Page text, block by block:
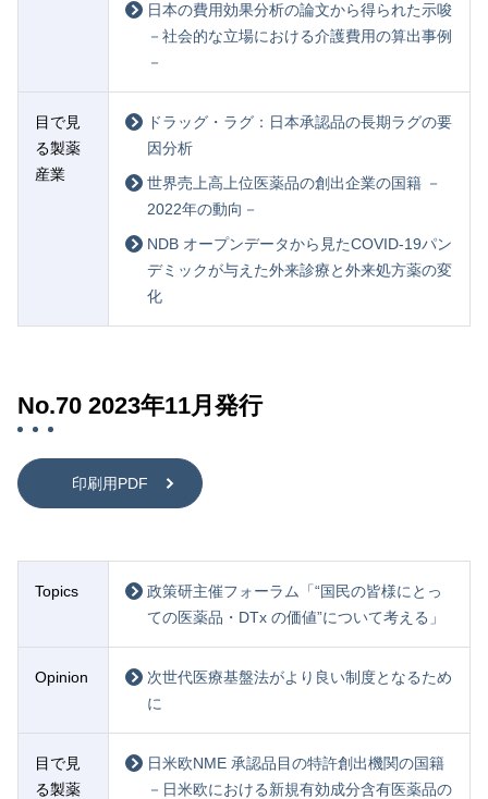
日本の費用効果分析の論文から得られた示唆
－社会的な立場における介護費用の算出事例
－
目で見
る製薬
産業
ドラッグ・ラグ：日本承認品の長期ラグの要
因分析
世界売上高上位医薬品の創出企業の国籍 －
2022年の動向－
NDB オープンデータから見たCOVID-19パン
デミックが与えた外来診療と外来処方薬の変
化
No.70 2023年11月発行
印刷用PDF
Topics
政策研主催フォーラム「“国民の皆様にとっ
ての医薬品・DTx の価値”について考える」
Opinion
次世代医療基盤法がより良い制度となるため
に
目で見
る製薬
日米欧NME 承認品目の特許創出機関の国籍
－日米欧における新規有効成分含有医薬品の